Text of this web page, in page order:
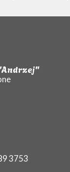
3753